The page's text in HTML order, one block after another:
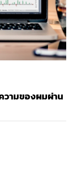
วามของผมผ่าน